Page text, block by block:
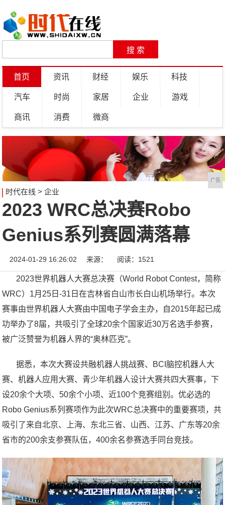
首页 资讯 财经 娱乐 科技
汽车 时尚 家居 企业 游戏
商讯 消费 微商
广告
时代在线 > 企业
2023 WRC总决赛Robo
Genius系列赛圆满落幕
2024-01-29 16:26:02 来源： 阅读：1521
2023世界机器人大赛总决赛（World Robot Contest，简称
WRC）1月25日-31日在吉林省白山市长白山机场举行。本次
赛事由世界机器人大赛由中国电子学会主办，自2015年起已成
功举办了8届，共吸引了全球20余个国家近30万名选手参赛，
被广泛赞誉为机器人界的“奥林匹克”。
据悉，本次大赛设共融机器人挑战赛、BCI脑控机器人大
赛、机器人应用大赛、青少年机器人设计大赛共四大赛事，下
设20余个大项、50余个小项、近100个竞赛组别。优必选的
Robo Genius系列赛项作为此次WRC总决赛中的重要赛项，共
吸引了来自北京、上海、东北三省、山西、江苏、广东等20余
省市的200余支参赛队伍，400余名参赛选手同台竞技。